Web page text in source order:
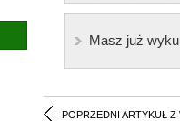
Masz już
POPRZEDNI ARTYKUŁ Z